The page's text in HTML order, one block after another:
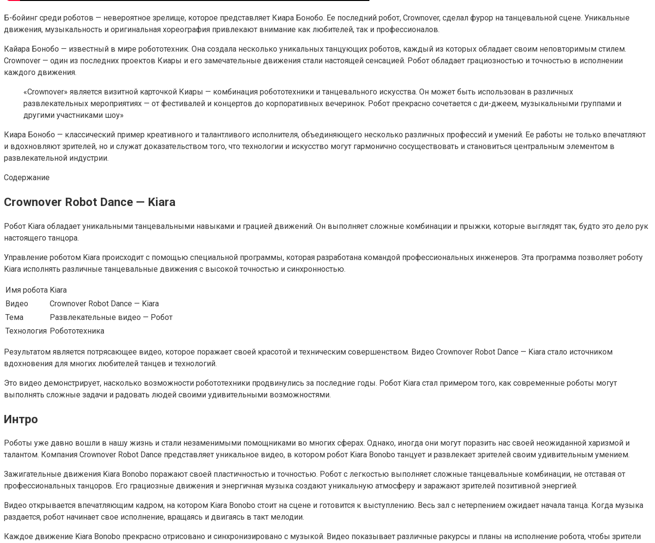
Б-бойинг среди роботов — невероятное зрелище, которое представляет Киара Бонобо. Ее последний робот, Crownover, сделал фурор на танцевальной сцене. Уникальные
движения, музыкальность и оригинальная хореография привлекают внимание как любителей, так и профессионалов.
Кайара Бонобо — известный в мире робототехник. Она создала несколько уникальных танцующих роботов, каждый из которых обладает своим неповторимым стилем.
Crownover — один из последних проектов Киары и его замечательные движения стали настоящей сенсацией. Робот обладает грациозностью и точностью в исполнении
каждого движения.
«Crownover» является визитной карточкой Киары — комбинация робототехники и танцевального искусства. Он может быть использован в различных
развлекательных мероприятиях — от фестивалей и концертов до корпоративных вечеринок. Робот прекрасно сочетается с ди-джеем, музыкальными группами и
другими участниками шоу»
Киара Бонобо — классический пример креативного и талантливого исполнителя, объединяющего несколько различных профессий и умений. Ее работы не только впечатляют
и вдохновляют зрителей, но и служат доказательством того, что технологии и искусство могут гармонично сосуществовать и становиться центральным элементом в
развлекательной индустрии.
Содержание
Crownover Robot Dance — Kiara
Робот Kiara обладает уникальными танцевальными навыками и грацией движений. Он выполняет сложные комбинации и прыжки, которые выглядят так, будто это дело рук
настоящего танцора.
Управление роботом Kiara происходит с помощью специальной программы, которая разработана командой профессиональных инженеров. Эта программа позволяет роботу
Kiara исполнять различные танцевальные движения с высокой точностью и синхронностью.
Имя робота Kiara
Видео
Crownover Robot Dance — Kiara
Тема
Развлекательные видео — Робот
Технология Робототехника
Результатом является потрясающее видео, которое поражает своей красотой и техническим совершенством. Видео Crownover Robot Dance — Kiara стало источником
вдохновения для многих любителей танцев и технологий.
Это видео демонстрирует, насколько возможности робототехники продвинулись за последние годы. Робот Kiara стал примером того, как современные роботы могут
выполнять сложные задачи и радовать людей своими удивительными возможностями.
Интро
Роботы уже давно вошли в нашу жизнь и стали незаменимыми помощниками во многих сферах. Однако, иногда они могут поразить нас своей неожиданной харизмой и
талантом. Компания Crownover Robot Dance представляет уникальное видео, в котором робот Kiara Bonobo танцует и развлекает зрителей своим удивительным умением.
Зажигательные движения Kiara Bonobo поражают своей пластичностью и точностью. Робот с легкостью выполняет сложные танцевальные комбинации, не отставая от
профессиональных танцоров. Его грациозные движения и энергичная музыка создают уникальную атмосферу и заражают зрителей позитивной энергией.
Видео открывается впечатляющим кадром, на котором Kiara Bonobo стоит на сцене и готовится к выступлению. Весь зал с нетерпением ожидает начала танца. Когда музыка
раздается, робот начинает свое исполнение, вращаясь и двигаясь в такт мелодии.
Каждое движение Kiara Bonobo прекрасно отрисовано и синхронизировано с музыкой. Видео показывает различные ракурсы и планы на исполнение робота, чтобы зрители